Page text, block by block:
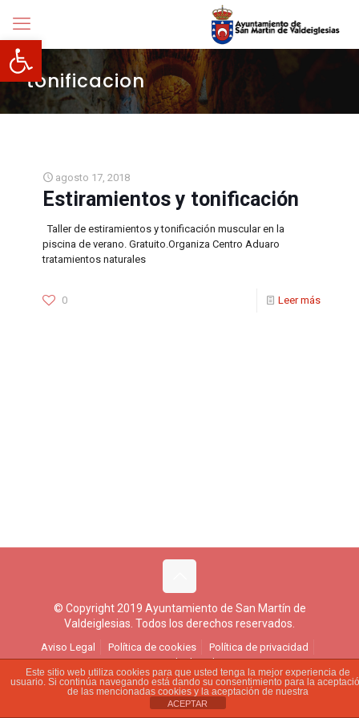
Abrir barra de herramientas
tonificacion
agosto 17, 2018
Estiramientos y tonificación
Taller de estiramientos y tonificación muscular en la
piscina de verano. Gratuito.Organiza Centro Aduaro
tratamientos naturales
0 Leer más
© Copyright 2019 Ayuntamiento de San Martín de
Valdeiglesias. Todos los derechos reservados.
Aviso Legal Política de cookies
Política de privacidad
Ejercicio de derechos
Este sitio web utiliza cookies para que usted tenga la mejor experiencia de
usuario. Si continúa navegando está dando su consentimiento para la
de las mencionadas cookies y la aceptación de nuestra
ACEPTAR